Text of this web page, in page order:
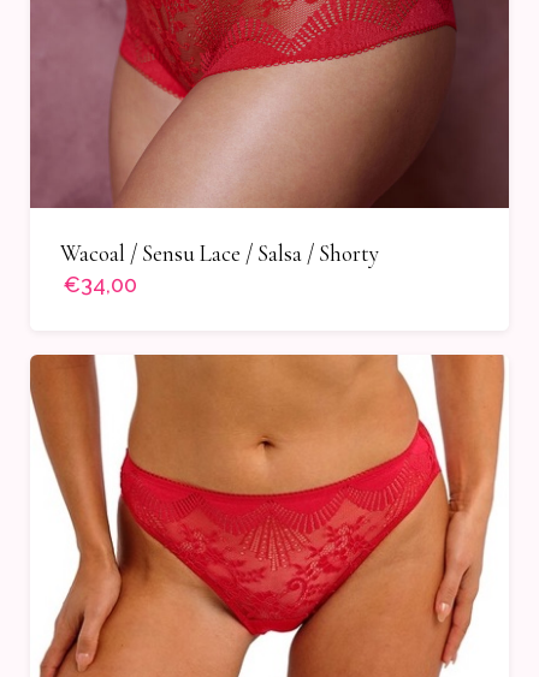
Wacoal / Sensu Lace / Salsa / Shorty
€34,00